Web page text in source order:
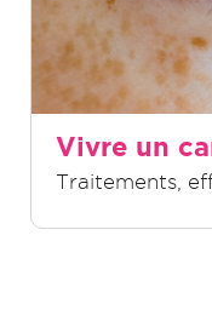
Vivre un
Traitements,